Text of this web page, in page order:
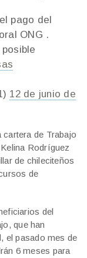
pago del
ONG .
12 de junio de
de Trabajo
Rodríguez
de chileciteños
de
del
que han
el pasado mes de
6 meses para